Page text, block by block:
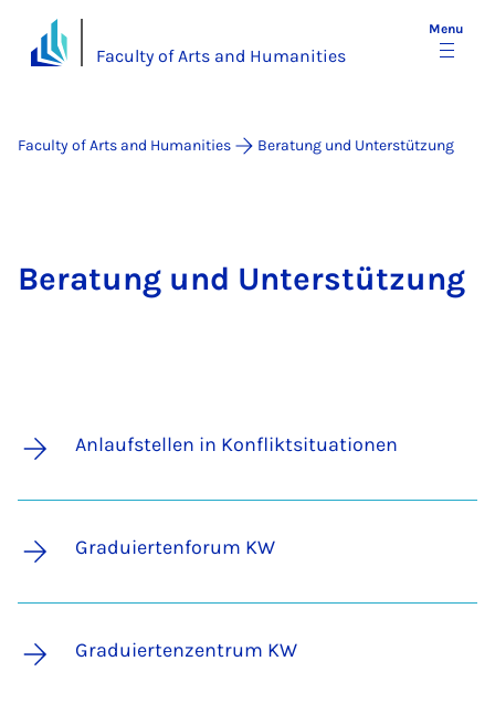
Faculty of Arts and Humanities
Menu
Faculty of Arts and Humanities Beratung und Unterstützung
Beratung und Unterstützung
An­lauf­stel­len in Kon­flikt­si­tua­ti­o­nen
Gra­­du­ier­ten­­fo­rum KW
Gra­­du­ier­ten­­zen­trum KW